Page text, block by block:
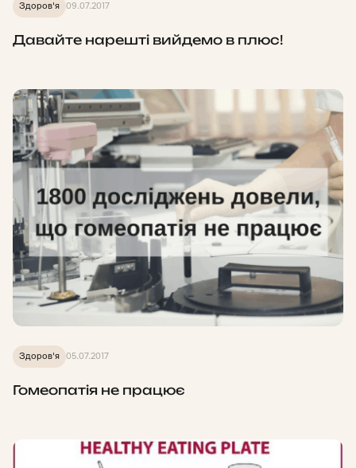
Здоров'я 09.07.2017
Давайте нарешті вийдемо в плюс!
Здоров'я 05.07.2017
Гомеопатія не працює